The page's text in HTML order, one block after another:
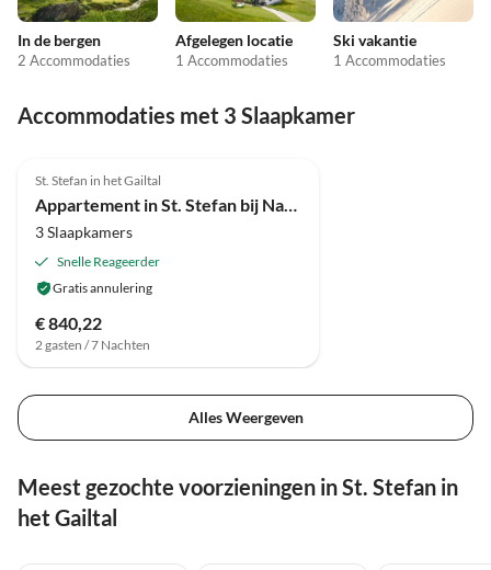
In de bergen
2 Accommodaties
Afgelegen locatie
1 Accommodaties
Ski vakantie
1 Accommodaties
Accommodaties met 3 Slaapkamer
St. Stefan in het Gailtal
Appartement in St. Stefan bij Nassfeld Ski
3 Slaapkamers
Snelle Reageerder
Gratis annulering
€ 840,22
2 gasten / 7 Nachten
Alles Weergeven
Meest gezochte voorzieningen in St. Stefan in
het Gailtal